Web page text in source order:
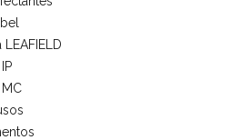
LEAFIELD
MC